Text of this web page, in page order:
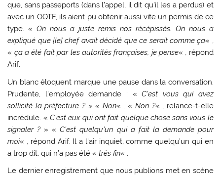
que, sans passeports (dans l’appel, il dit qu’il les a perdus) et
avec un OQTF, ils aient pu obtenir aussi vite un permis de ce
type. «On nous a juste remis nos récépissés. On nous a
expliqué que [le] chef avait décidé que ce serait comme ça« ,
« ça a été fait par les autorités françaises, je pense« , répond
Arif.
Un blanc éloquent marque une pause dans la conversation.
Prudente, l’employée demande : «C’est vous qui avez
sollicité la préfecture ? » « Non« . « Non ?« , relance-t-elle
incrédule. « C’est eux qui ont fait quelque chose sans vous le
signaler ? » «C’est quelqu’un qui a fait la demande pour
moi« , répond Arif. Il a l’air inquiet, comme quelqu’un qui en
a trop dit, qui n’a pas été «très fin« .
Le dernier enregistrement que nous publions met en scène